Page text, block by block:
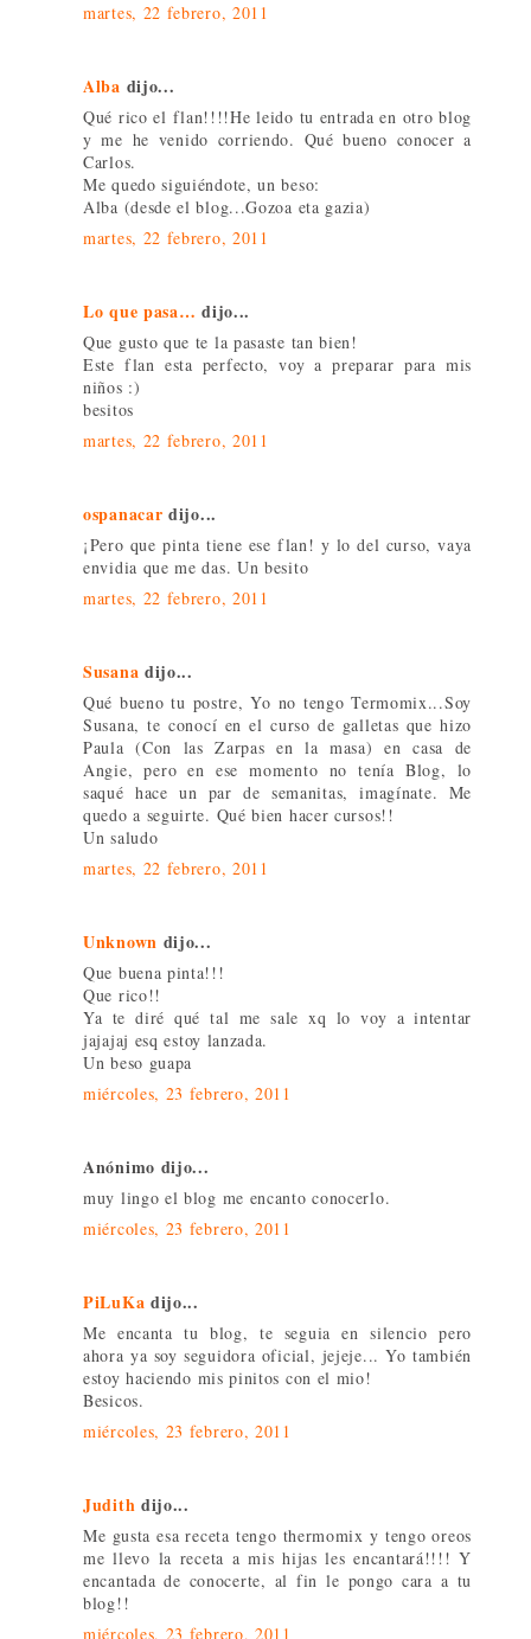
martes, 22 febrero, 2011
Alba dijo...
Qué rico el flan!!!!He leido tu entrada en otro blog
y me he venido corriendo. Qué bueno conocer a
Carlos.
Me quedo siguiéndote, un beso:
Alba (desde el blog...Gozoa eta gazia)
martes, 22 febrero, 2011
Lo que pasa… dijo...
Que gusto que te la pasaste tan bien!
Este flan esta perfecto, voy a preparar para mis
niños :)
besitos
martes, 22 febrero, 2011
ospanacar dijo...
¡Pero que pinta tiene ese flan! y lo del curso, vaya
envidia que me das. Un besito
martes, 22 febrero, 2011
Susana dijo...
Qué bueno tu postre, Yo no tengo Termomix...Soy
Susana, te conocí en el curso de galletas que hizo
Paula (Con las Zarpas en la masa) en casa de
Angie, pero en ese momento no tenía Blog, lo
saqué hace un par de semanitas, imagínate. Me
quedo a seguirte. Qué bien hacer cursos!!
Un saludo
martes, 22 febrero, 2011
Unknown dijo...
Que buena pinta!!!
Que rico!!
Ya te diré qué tal me sale xq lo voy a intentar
jajajaj esq estoy lanzada.
Un beso guapa
miércoles, 23 febrero, 2011
Anónimo dijo...
muy lingo el blog me encanto conocerlo.
miércoles, 23 febrero, 2011
PiLuKa dijo...
Me encanta tu blog, te seguia en silencio pero
ahora ya soy seguidora oficial, jejeje... Yo también
estoy haciendo mis pinitos con el mio!
Besicos.
miércoles, 23 febrero, 2011
Judith dijo...
Me gusta esa receta tengo thermomix y tengo oreos
me llevo la receta a mis hijas les encantará!!!! Y
encantada de conocerte, al fin le pongo cara a tu
blog!!
miércoles, 23 febrero, 2011